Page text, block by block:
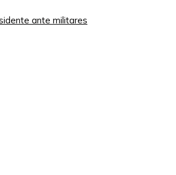
ante militares